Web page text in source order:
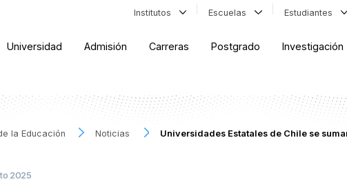
Institutos Escuelas Estudiantes
Universidad Admisión Carreras Postgrado Investigación
la Educación Noticias Universidades Estatales de Chile se
2025